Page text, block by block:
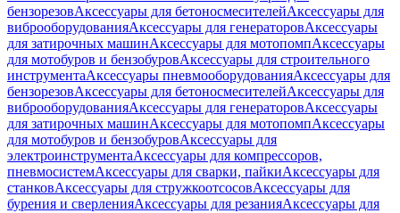
бензорезовАксессуары для бетоносмесителейАксессуары для
виброоборудованияАксессуары для генераторовАксессуары
для затирочных машинАксессуары для мотопомпАксессуары
для мотобуров и бензобуровАксессуары для строительного
инструментаАксессуары пневмооборудованияАксессуары для
бензорезовАксессуары для бетоносмесителейАксессуары для
виброоборудованияАксессуары для генераторовАксессуары
для затирочных машинАксессуары для мотопомпАксессуары
для мотобуров и бензобуровАксессуары для
электроинструментаАксессуары для компрессоров,
пневмосистемАксессуары для сварки, пайкиАксессуары для
станковАксессуары для стружкоотсосовАксессуары для
бурения и сверленияАксессуары для резанияАксессуары для